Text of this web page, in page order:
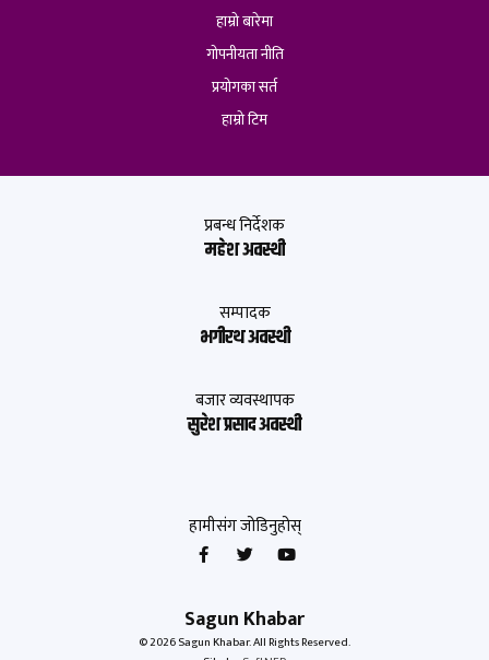
हाम्रो बारेमा
गोपनीयता नीति
प्रयोगका सर्त
हाम्रो टिम
Sagun Khabar
© 2026 Sagun Khabar. All Rights Reserved.
प्रबन्ध निर्देशक
महेश अवस्थी
सम्पादक
भगीरथ अवस्थी
बजार व्यवस्थापक
सुरेश प्रसाद अवस्थी
हामीसंग जोडिनुहोस्